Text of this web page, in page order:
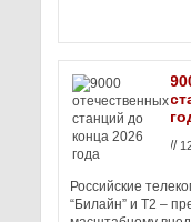
//
Российские
“Билайн” и Т2 –